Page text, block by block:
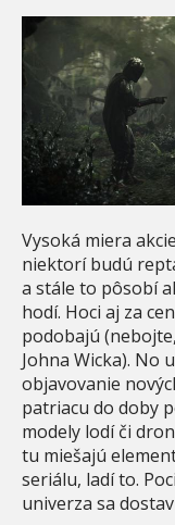
Vysoká miera
niektorí budú
a stále to pôsobí
hodí. Hoci aj za
podobajú
Johna Wicka). No
objavovanie
patriacu do doby
modely lodí či
tu miešajú
seriálu, ladí to.
univerza sa